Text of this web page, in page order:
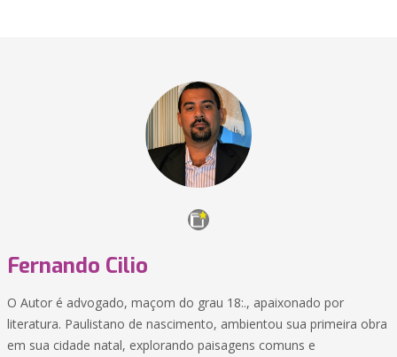
Fernando Cilio
O Autor é advogado, maçom do grau 18:., apaixonado por
literatura. Paulistano de nascimento, ambientou sua primeira obra
em sua cidade natal, explorando paisagens comuns e